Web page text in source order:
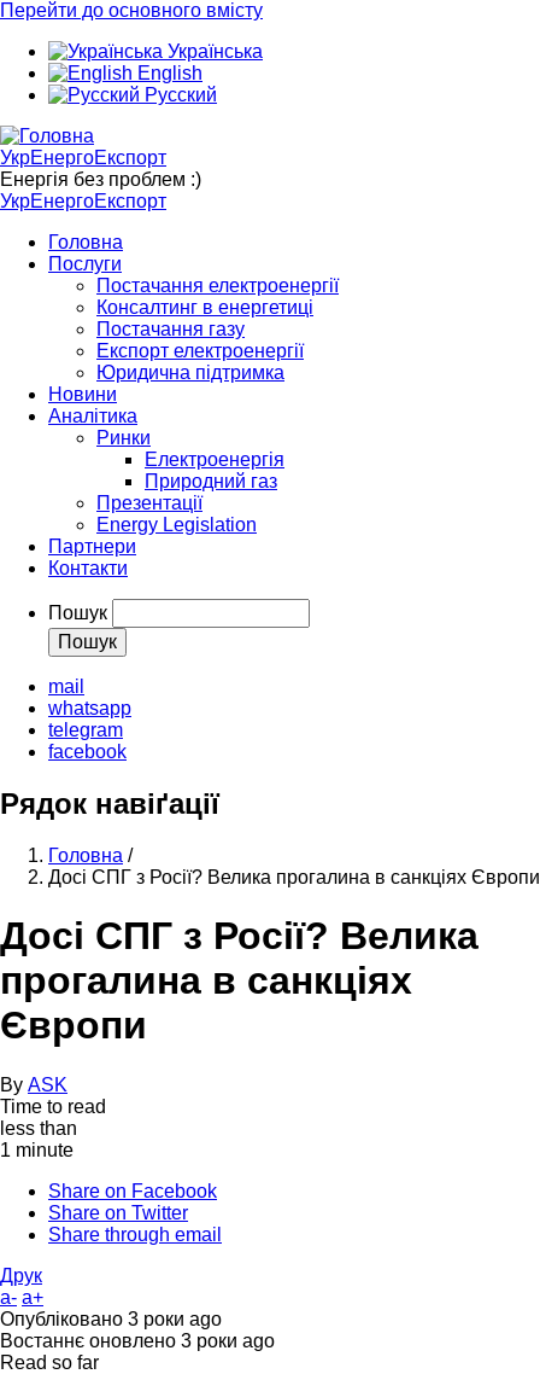
Перейти до основного вмісту
Українська
English
Русский
УкрЕнергоЕкспорт
Енергія без проблем :)
УкрЕнергоЕкспорт
Головна
Послуги
Постачання електроенергії
Консалтинг в енергетиці
Постачання газу
Експорт електроенергії
Юридична підтримка
Новини
Аналітика
Ринки
Електроенергія
Природний газ
Презентації
Energy Legislation
Партнери
Контакти
Пошук
mail
whatsapp
telegram
facebook
Рядок навіґації
Головна /
Досі СПГ з Росії? Велика прогалина в санкціях Європи
Досі СПГ з Росії? Велика
прогалина в санкціях
Європи
By ASK
Time to read
less than
1 minute
Share on Facebook
Share on Twitter
Share through email
Друк
a- a+
Опубліковано 3 роки ago
Востаннє оновлено 3 роки ago
Read so far